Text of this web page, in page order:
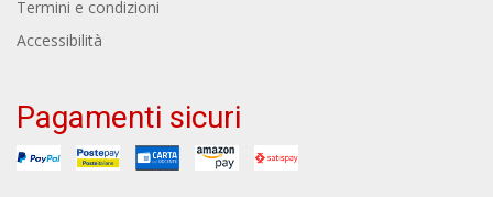
Termini e condizioni
Accessibilità
Pagamenti sicuri